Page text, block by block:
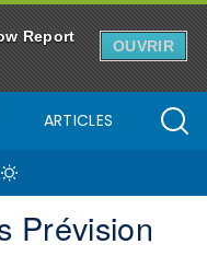
Report
OUVRIR
ARTICLES
Prévision